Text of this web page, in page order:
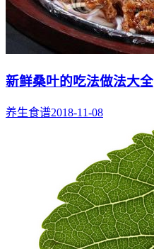
新鲜桑叶的吃法做法大全
养生食谱2018-11-08